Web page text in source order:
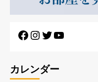
カレンダー